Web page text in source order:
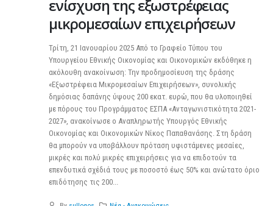
ενίσχυση της εξωστρέφειας
μικρομεσαίων επιχειρήσεων
Τρίτη, 21 Ιανουαρίου 2025 Από το Γραφείο Τύπου του
Υπουργείου Εθνικής Οικονομίας και Οικονομικών εκδόθηκε η
ακόλουθη ανακοίνωση: Την προδημοσίευση της δράσης
«Εξωστρέφεια Μικρομεσαίων Επιχειρήσεων», συνολικής
δημόσιας δαπάνης ύψους 200 εκατ. ευρώ, που θα υλοποιηθεί
με πόρους του Προγράμματος ΕΣΠΑ «Ανταγωνιστικότητα 2021-
2027», ανακοίνωσε ο Αναπληρωτής Υπουργός Εθνικής
Οικονομίας και Οικονομικών Νίκος Παπαθανάσης. Στη δράση
θα μπορούν να υποβάλλουν πρόταση υφιστάμενες μεσαίες,
μικρές και πολύ μικρές επιχειρήσεις για να επιδοτούν τα
επενδυτικά σχέδιά τους με ποσοστό έως 50% και ανώτατο όριο
επιδότησης τις 200...